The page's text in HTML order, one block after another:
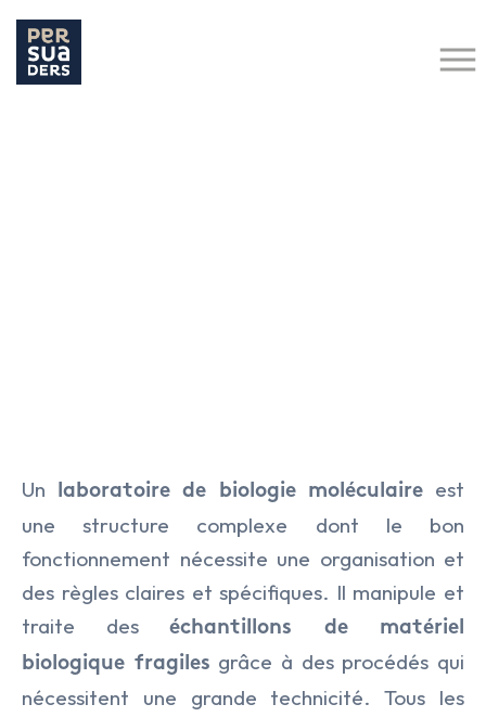
Un laboratoire de biologie moléculaire
est
une structure complexe dont le bon
fonctionnement nécessite une organisation et
des règles claires et spécifiques. Il manipule et
traite des
échantillons de matériel
biologique fragiles grâce à des procédés qui
nécessitent une grande technicité. Tous les